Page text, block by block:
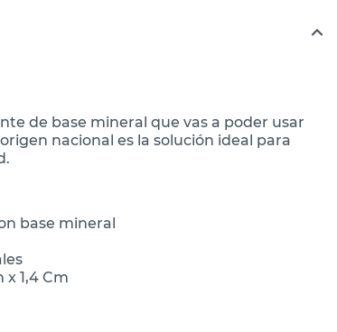
de base mineral que vas a poder usar
nacional es la solución ideal para
base mineral
1,4 Cm